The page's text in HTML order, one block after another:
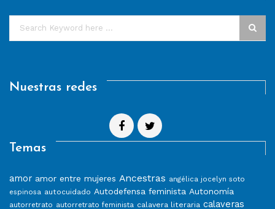
Nuestras redes
Temas
amor amor entre mujeres Ancestras angélica jocelyn soto
espinosa autocuidado Autodefensa feminista Autonomía
autorretrato autorretrato feminista calavera literaria calaveras